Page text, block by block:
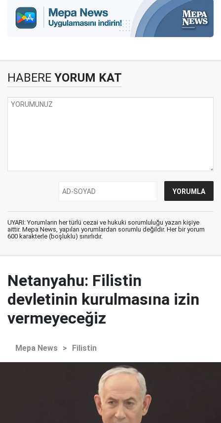
HABERE YORUM KAT
UYARI: Yorumların her türlü cezai ve hukuki sorumluluğu yazan kişiye
aittir. Mepa News, yapılan yorumlardan sorumlu değildir. Her bir yorum
600 karakterle (boşluklu) sınırlıdır.
Netanyahu: Filistin
devletinin kurulmasına izin
vermeyeceğiz
Mepa News > Filistin